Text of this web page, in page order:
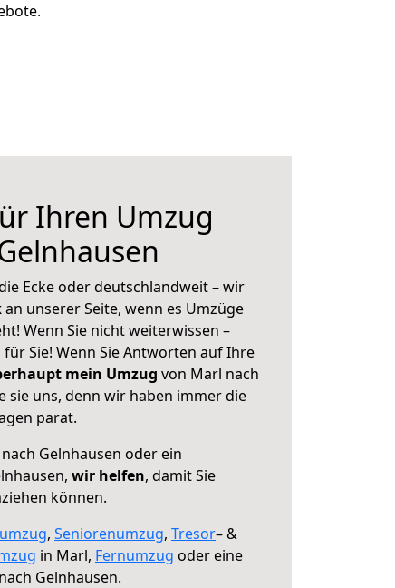
Ihren Umzug
Ecke oder deutschlandweit – wir
an unserer Seite, wenn es Umzüge
Wenn Sie nicht weiterwissen –
Sie! Wenn Sie Antworten auf Ihre
mein Umzug von Marl nach
sie uns, denn wir haben immer die
parat.
Gelnhausen oder ein
wir helfen, damit Sie
können.
, Seniorenumzug, Tresor– &
in Marl, Fernumzug oder eine
Gelnhausen.